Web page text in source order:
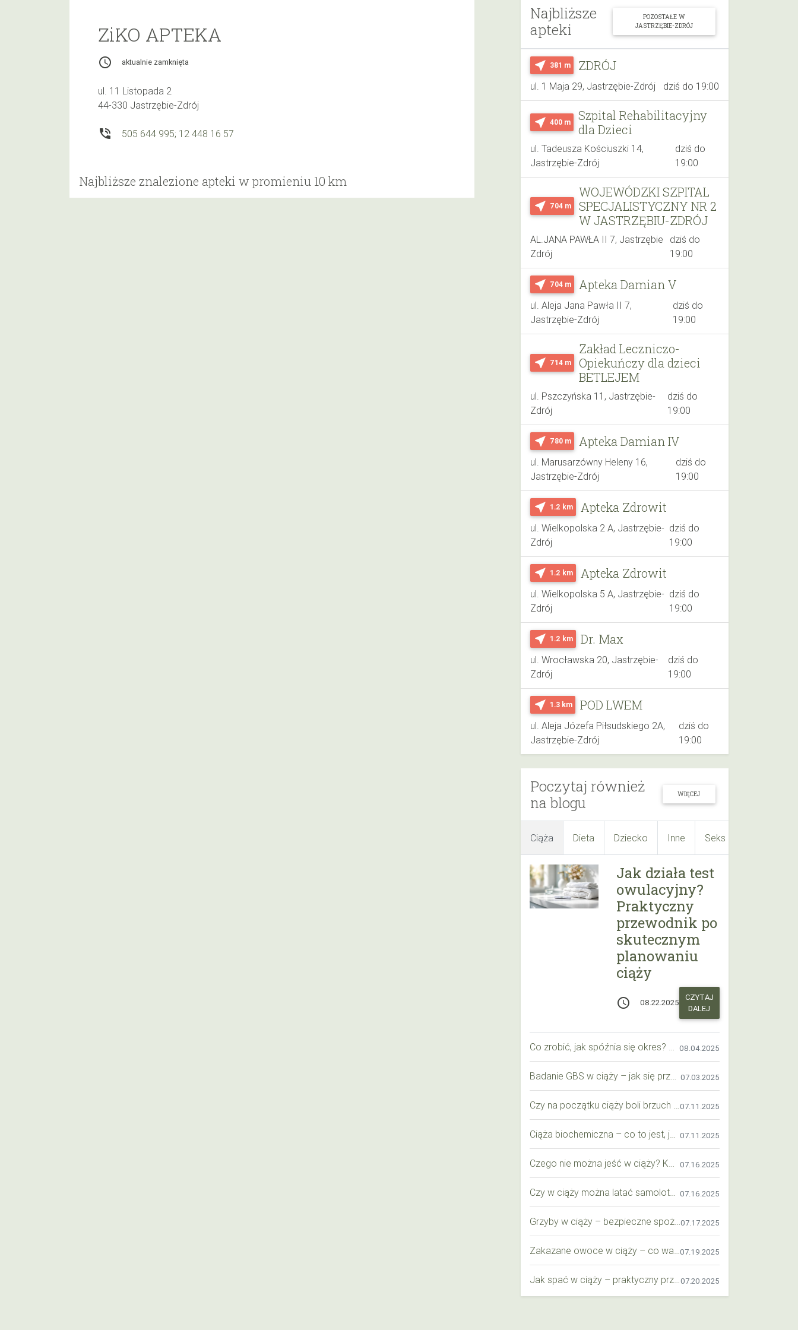
Najbliższe
apteki
POZOSTAŁE W
JASTRZĘBIE-ZDRÓJ
near_me 381 m ZDRÓJ
ul. 1 Maja 29, Jastrzębie-Zdrój dziś do 19:00
near_me 400 m
Szpital Rehabilitacyjny
dla Dzieci
ul. Tadeusza Kościuszki 14,
Jastrzębie-Zdrój
dziś do
19:00
near_me 704 m
WOJEWÓDZKI SZPITAL
SPECJALISTYCZNY NR 2
W JASTRZĘBIU-ZDRÓJ
AL.JANA PAWŁA II 7, Jastrzębie
Zdrój
dziś do
19:00
near_me 704 m Apteka Damian V
ul. Aleja Jana Pawła II 7,
Jastrzębie-Zdrój
dziś do
19:00
near_me 714 m
Zakład Leczniczo-
Opiekuńczy dla dzieci
BETLEJEM
ul. Pszczyńska 11, Jastrzębie-
Zdrój
dziś do
19:00
near_me 780 m Apteka Damian IV
ul. Marusarzówny Heleny 16,
Jastrzębie-Zdrój
dziś do
19:00
near_me 1.2 km Apteka Zdrowit
ul. Wielkopolska 2 A, Jastrzębie-
Zdrój
dziś do
19:00
near_me 1.2 km Apteka Zdrowit
ul. Wielkopolska 5 A, Jastrzębie-
Zdrój
dziś do
19:00
near_me 1.2 km Dr. Max
ul. Wrocławska 20, Jastrzębie-
Zdrój
dziś do
19:00
near_me 1.3 km POD LWEM
ul. Aleja Józefa Piłsudskiego 2A,
Jastrzębie-Zdrój
dziś do
19:00
Poczytaj również
na blogu
WIĘCEJ
Ciąża Dieta Dziecko Inne Seks
Jak działa test
owulacyjny?
Praktyczny
przewodnik po
skutecznym
planowaniu
ciąży
access_time 08.22.2025
CZYTAJ
DALEJ
08.04.2025
07.03.2025
07.11.2025
07.11.2025
07.16.2025
07.16.2025
07.17.2025
07.19.2025
07.20.2025
ZiKO APTEKA
access_time aktualnie zamknięta
ul. 11 Listopada 2
44-330 Jastrzębie-Zdrój
phone_in_talk 505 644 995; 12 448 16 57
Najbliższe znalezione apteki w promieniu 10 km